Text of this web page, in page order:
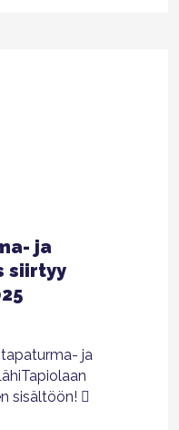
ja
siirtyy
ja
sisältöön!